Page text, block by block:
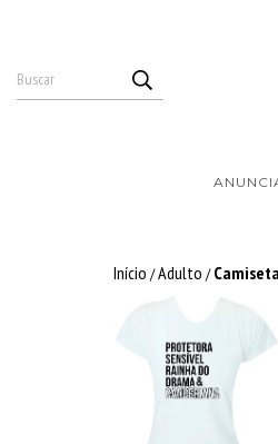
Início /Adulto /